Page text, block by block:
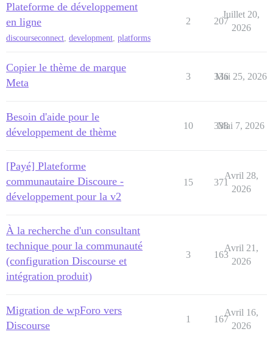
Plateforme de développement
en ligne
discourseconnect, development, platforms
2 207
Juillet 20,
2026
Copier le thème de marque
Meta
3 336
Mai 25, 2026
Besoin d'aide pour le
développement de thème
10 338
Mai 7, 2026
[Payé] Plateforme
communautaire Discoure -
développement pour la v2
15 371
Avril 28,
2026
À la recherche d'un consultant
technique pour la communauté
(configuration Discourse et
intégration produit)
3 163
Avril 21,
2026
Migration de wpForo vers
Discourse
1 167
Avril 16,
2026